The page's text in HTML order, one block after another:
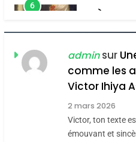
6
FIÈRE,
Zrihen-
ISRAÉL
CE QUI
Hadida
JUDAISME
adminsur
comme les
Victor Ihiya
2 mars 2026
Victor, ton texte
émouvant et